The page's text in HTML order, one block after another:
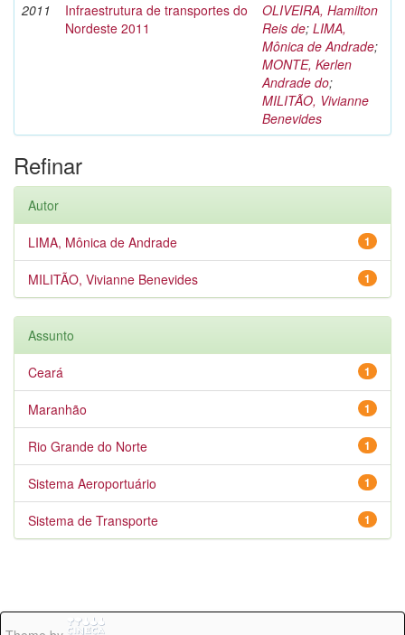
2011
Infraestrutura de transportes do
Nordeste 2011
OLIVEIRA, Hamilton
Reis de; LIMA,
Mônica de Andrade;
MONTE, Kerlen
Andrade do;
MILITÃO, Vivianne
Benevides
Refinar
Autor
1
LIMA, Mônica de Andrade
1
MILITÃO, Vivianne Benevides
Assunto
1
Ceará
1
Maranhão
1
Rio Grande do Norte
1
Sistema Aeroportuário
1
Sistema de Transporte